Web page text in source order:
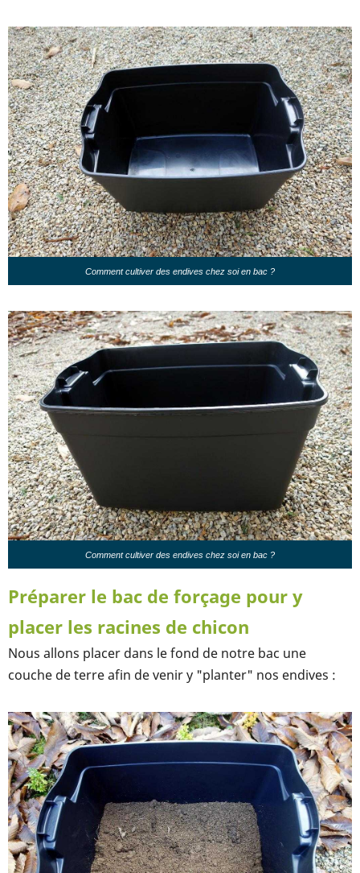
Comment cultiver des endives chez soi en bac ?
Comment cultiver des endives chez soi en bac ?
Préparer le bac de forçage pour y
placer les racines de chicon
Nous allons placer dans le fond de notre bac une
couche de terre afin de venir y "planter" nos endives :